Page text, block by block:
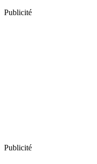
Publicité
Publicité